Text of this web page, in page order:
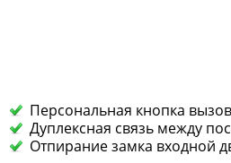
Персональная кнопка
Дуплексная связь между
Отпирание замка входной